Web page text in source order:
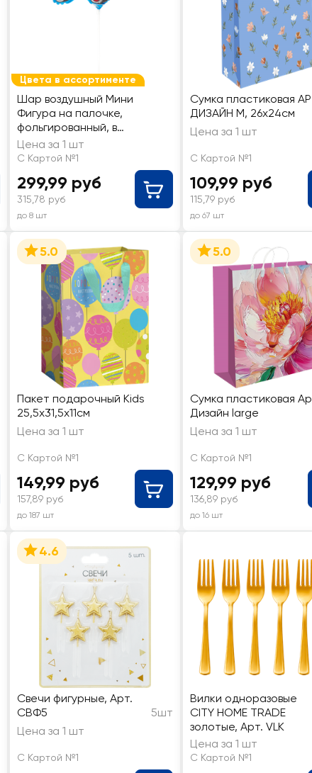
Цвета в ассортименте
Шар воздушный Мини
Фигура на палочке,
фольгированный, в
ассортименте
Цена за 1 шт
С Картой №1
299,99 руб
315,78 руб
до 8 шт
Сумка пластиковая
ДИЗАЙН М, 26х24см
Цена за 1 шт
С Картой №1
109,99 руб
115,79 руб
до 67 шт
5.0
Пакет подарочный Kids
25,5х31,5х11см
Цена за 1 шт
С Картой №1
149,99 руб
157,89 руб
до 187 шт
5.0
Сумка пластиковая
Дизайн large
Цена за 1 шт
С Картой №1
129,99 руб
136,89 руб
до 16 шт
4.6
Свечи фигурные, Арт.
СВФ5
5шт
Цена за 1 шт
С Картой №1
Вилки одноразовые
CITY HOME TRADE
золотые, Арт. VLK
Цена за 1 шт
С Картой №1